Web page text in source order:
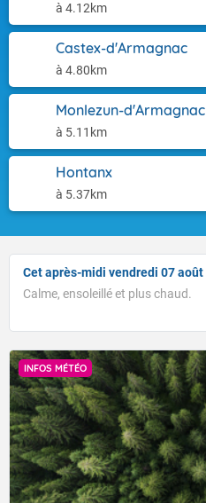
à 4.12km
Castex-d'Armagnac
à 4.80km
Monlezun-d'Armagnac
à 5.11km
Hontanx
à 5.37km
Cet après-midi vendredi 07 août
Calme, ensoleillé et plus chaud.
INFOS MÉTÉO